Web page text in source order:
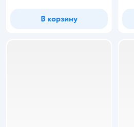
В корзину